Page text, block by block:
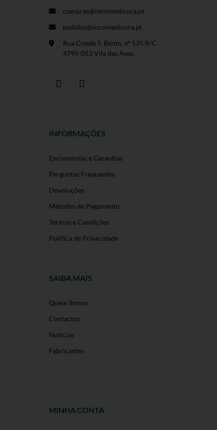
compras@incomedicura.pt
pedidos@incomedicura.pt
Rua Conde S. Bento, nº 535 R/C
4795-053 Vila das Aves.
INFORMAÇÕES
Encomendas e Garantias
Perguntas Frequentes
Devoluções
Métodos de Pagamento
Termos e Condições
Política de Privacidade
SAIBA MAIS
Quem Somos
Contactos
Notícias
Fabricantes
MINHA CONTA